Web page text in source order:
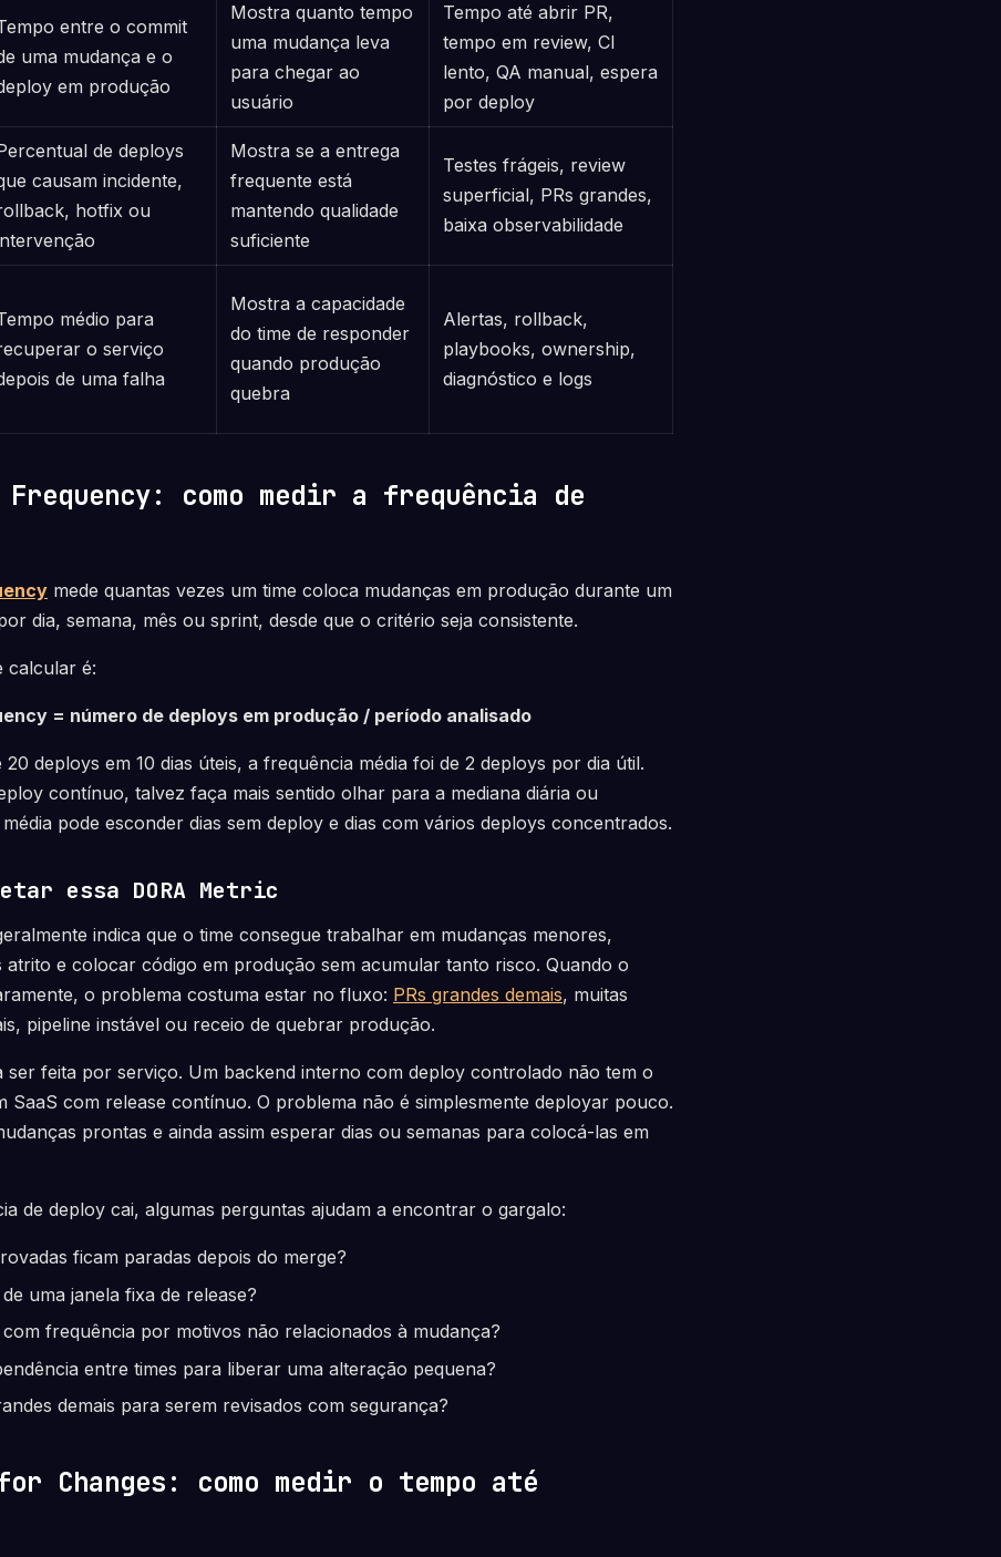
entre o commit
uma mudança e o
em produção
Mostra quanto tempo
uma mudança leva
para chegar ao
usuário
Tempo até abrir PR,
tempo em review, CI
lento, QA manual, espera
por deploy
de deploys
causam incidente,
hotfix ou
Mostra se a entrega
frequente está
mantendo qualidade
suficiente
Testes frágeis, review
superficial, PRs grandes,
baixa observabilidade
médio para
o serviço
de uma falha
Mostra a capacidade
do time de responder
quando produção
quebra
Alertas, rollback,
playbooks, ownership,
diagnóstico e logs
Frequency: como medir a frequência de
mede quantas vezes um time coloca mudanças em produção durante um
dia, semana, mês ou sprint, desde que o critério seja consistente.
calcular é:
= número de deploys em produção / período analisado
deploys em 10 dias úteis, a frequência média foi de 2 deploys por dia útil.
contínuo, talvez faça mais sentido olhar para a mediana diária ou
pode esconder dias sem deploy e dias com vários deploys concentrados.
essa DORA Metric
indica que o time consegue trabalhar em mudanças menores,
atrito e colocar código em produção sem acumular tanto risco. Quando o
o problema costuma estar no fluxo: PRs grandes demais, muitas
pipeline instável ou receio de quebrar produção.
ser feita por serviço. Um backend interno com deploy controlado não tem o
SaaS com release contínuo. O problema não é simplesmente deployar pouco.
prontas e ainda assim esperar dias ou semanas para colocá-las em
de deploy cai, algumas perguntas ajudam a encontrar o gargalo:
ficam paradas depois do merge?
uma janela fixa de release?
frequência por motivos não relacionados à mudança?
entre times para liberar uma alteração pequena?
demais para serem revisados com segurança?
Changes: como medir o tempo até